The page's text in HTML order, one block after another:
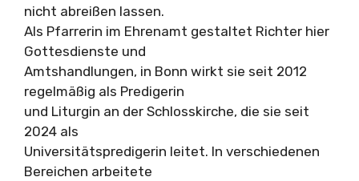
nicht abreißen lassen.
Als Pfarrerin im Ehrenamt gestaltet Richter hier
Gottesdienste und
Amtshandlungen, in Bonn wirkt sie seit 2012
regelmäßig als Predigerin
und Liturgin an der Schlosskirche, die sie seit
2024 als
Universitätspredigerin leitet. In verschiedenen
Bereichen arbeitete